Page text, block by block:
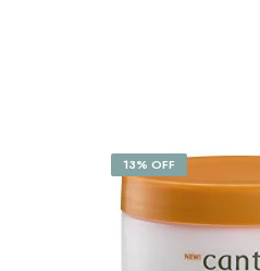
13% OFF